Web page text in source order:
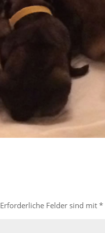
Erforderliche Felder sind mit*